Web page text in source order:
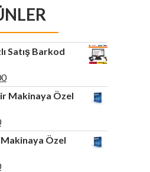
Satış Barkod
Şu
andaki
fiyat:
Makinaya Özel
Şu
andaki
fiyat:
Özel
Şu